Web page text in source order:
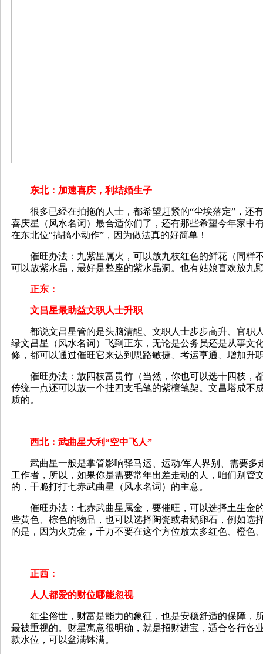
东北：加速喜庆，利结婚生子
很多已经在拍拖的人士，都希望赶紧的“尘埃落定”，还
喜庆星（风水名词）最合适你们了，还有那些希望今年家中
在东北位“搞搞小动作”，因为做法真的好简单！
催旺办法：九紫星属火，可以放九枝红色的鲜花（同样
可以放紫水晶，最好是整座的紫水晶洞。也有姑娘喜欢放九
正东：
文昌星最助益文职人士升职
都说文昌星管的是头脑清醒、文职人士步步高升、官职
绿文昌星（风水名词）飞到正东，无论是公务员还是从事文
修，都可以通过催旺它来达到思路敏捷、考运亨通、增加升
催旺办法：放四枝富贵竹（当然，你也可以选十四枝，
传统一点还可以放一个挂四支毛笔的紫檀笔架。文昌塔成不
质的。
西北：武曲星大利“空中飞人”
武曲星一般是掌管影响驿马运、运动/军人界别、需要多
工作者，所以，如果你是需要常年出差走动的人，咱们别管
的，干脆打打七赤武曲星（风水名词）的主意。
催旺办法：七赤武曲星属金，要催旺，可以选择土生金
些黄色、棕色的物品，也可以选择陶瓷或者鹅卵石，例如选
的是，因为火克金，千万不要在这个方位放太多红色、橙色
正西：
人人都爱的财位哪能忽视
红尘俗世，财富是能力的象征，也是安稳舒适的保障，
最被重视的。财星寓意很明确，就是招财进宝，适合各行各
款水位，可以盆满钵满。